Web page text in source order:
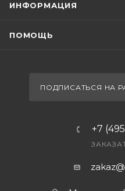
ИНФОРМАЦИЯ
ПОМОЩЬ
ПОДПИСАТЬСЯ НА
+7